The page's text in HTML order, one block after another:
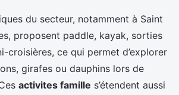
du secteur, notamment à Saint
proposent paddle, kayak, sorties
croisières, ce qui permet d’explorer
girafes ou dauphins lors de
activites famille s’étendent aussi